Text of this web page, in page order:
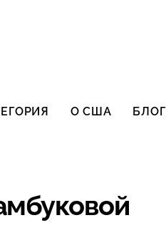
О США БЛОГ